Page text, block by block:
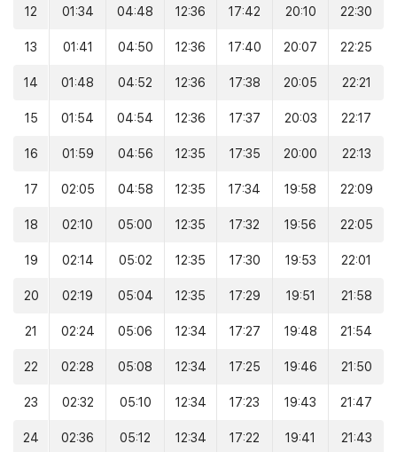
12 01:34 04:48 12:36 17:42 20:10 22:30
13 01:41 04:50 12:36 17:40 20:07 22:25
14 01:48 04:52 12:36 17:38 20:05 22:21
15 01:54 04:54 12:36 17:37 20:03 22:17
16 01:59 04:56 12:35 17:35 20:00 22:13
17 02:05 04:58 12:35 17:34 19:58 22:09
18 02:10 05:00 12:35 17:32 19:56 22:05
19 02:14 05:02 12:35 17:30 19:53 22:01
20 02:19 05:04 12:35 17:29 19:51 21:58
21 02:24 05:06 12:34 17:27 19:48 21:54
22 02:28 05:08 12:34 17:25 19:46 21:50
23 02:32 05:10 12:34 17:23 19:43 21:47
24 02:36 05:12 12:34 17:22 19:41 21:43